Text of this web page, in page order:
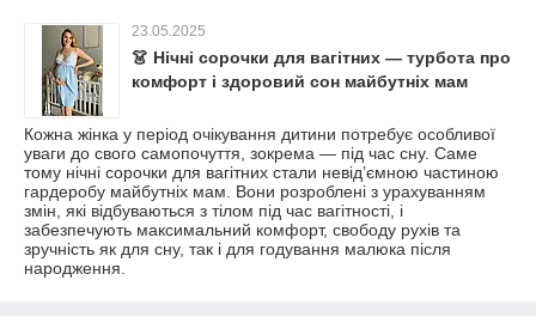
23.05.2025
👗 Нічні сорочки для вагітних — турбота про
комфорт і здоровий сон майбутніх мам
Кожна жінка у період очікування дитини потребує особливої
уваги до свого самопочуття, зокрема — під час сну. Саме
тому нічні сорочки для вагітних стали невід’ємною частиною
гардеробу майбутніх мам. Вони розроблені з урахуванням
змін, які відбуваються з тілом під час вагітності, і
забезпечують максимальний комфорт, свободу рухів та
зручність як для сну, так і для годування малюка після
народження.